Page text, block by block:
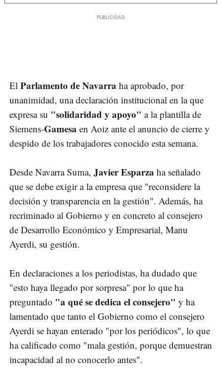
El Parlamento de Navarra ha aprobado, por
unanimidad, una declaración institucional en la que
expresa su "solidaridad y apoyo" a la plantilla de
Siemens-Gamesa en Aoiz ante el anuncio de cierre y
despido de los trabajadores conocido esta semana.
Desde Navarra Suma, Javier Esparza ha señalado
que se debe exigir a la empresa que "reconsidere la
decisión y transparencia en la gestión". Además, ha
recriminado al Gobierno y en concreto al consejero
de Desarrollo Económico y Empresarial, Manu
Ayerdi, su gestión.
En declaraciones a los periodistas, ha dudado que
"esto haya llegado por sorpresa" por lo que ha
preguntado "a qué se dedica el consejero" y ha
lamentado que tanto el Gobierno como el consejero
Ayerdi se hayan enterado "por los periódicos", lo que
ha calificado como "mala gestión, porque demuestran
incapacidad al no conocerlo antes".